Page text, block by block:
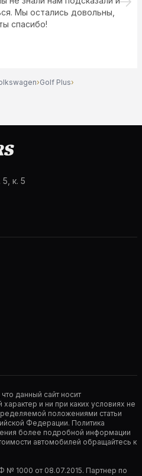
Мы остались довольны,
спасибо!
›Golf Plus›
к. 5
данный сайт носит
и ни при каких условиях не
положениями статьи
Федерации. Политика
более подробной информации
автомобилей обращайтесь к
№ 1000 от 08.07.2015. Партнер по